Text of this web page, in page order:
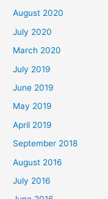
August 2020
July 2020
March 2020
July 2019
June 2019
May 2019
April 2019
September 2018
August 2016
July 2016